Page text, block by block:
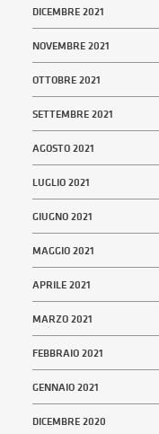
DICEMBRE 2021
NOVEMBRE 2021
OTTOBRE 2021
SETTEMBRE 2021
AGOSTO 2021
LUGLIO 2021
GIUGNO 2021
MAGGIO 2021
APRILE 2021
MARZO 2021
FEBBRAIO 2021
GENNAIO 2021
DICEMBRE 2020